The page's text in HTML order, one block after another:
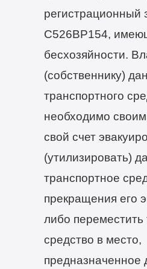
регистрационный
С526ВР154,
бесхозяйности.
(собственнику)
транспортного
необходимо
свой счет
(утилизировать)
транспортное
прекращения его
либо переместить
средство в место,
предназначенное